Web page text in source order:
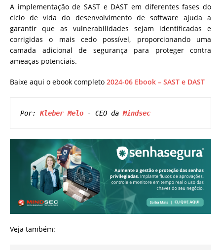
A implementação de SAST e DAST em diferentes fases do
ciclo de vida do desenvolvimento de software ajuda a
garantir que as vulnerabilidades sejam identificadas e
corrigidas o mais cedo possível, proporcionando uma
camada adicional de segurança para proteger contra
ameaças potenciais.
Baixe aqui o ebook completo 2024-06 Ebook – SAST e DAST
Por: Kleber Melo - CEO da Mindsec
Veja também: